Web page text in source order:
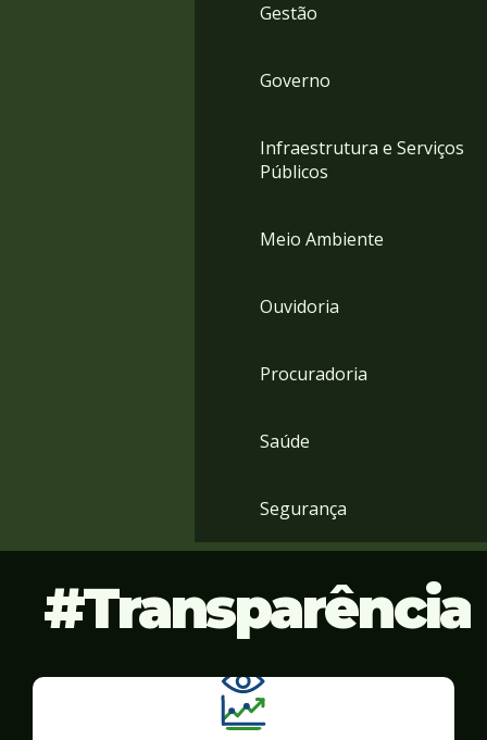
Gestão
Governo
Infraestrutura e Serviços
Públicos
Meio Ambiente
Ouvidoria
Procuradoria
Saúde
Segurança
Transparência